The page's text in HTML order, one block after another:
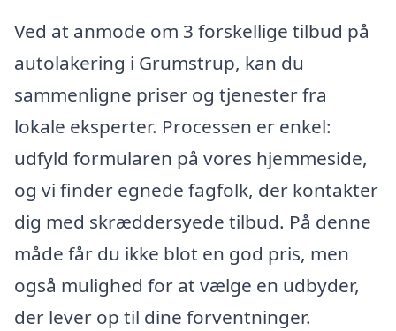
Ved at anmode om 3 forskellige tilbud på
autolakering i Grumstrup, kan du
sammenligne priser og tjenester fra
lokale eksperter. Processen er enkel:
udfyld formularen på vores hjemmeside,
og vi finder egnede fagfolk, der kontakter
dig med skræddersyede tilbud. På denne
måde får du ikke blot en god pris, men
også mulighed for at vælge en udbyder,
der lever op til dine forventninger.